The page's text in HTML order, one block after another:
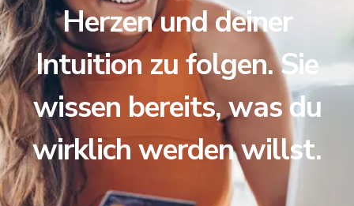
Herzen und deiner
Intuition zu folgen. Sie
wissen bereits, was du
wirklich werden willst.